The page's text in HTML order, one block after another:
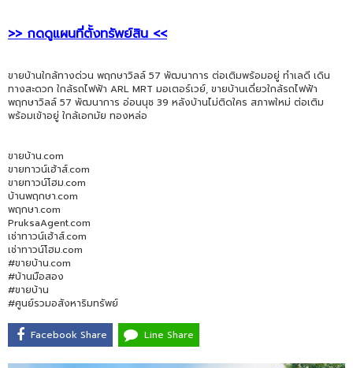
>> กดดูแผนที่ตั้งทรัพย์สิน <<
ขายบ้านใกล้ทางด่วน พฤกษาวิลล์ 57 พัฒนาการ ต่อเติมพร้อมอยู่ ทำเลดี เดิน
ทางสะดวก ใกล้รถไฟฟ้า ARL MRT มอเตอร์เวย์, ขายบ้านเดี่ยวใกล้รถไฟฟ้า
พฤกษาวิลล์ 57 พัฒนาการ อ่อนนุช 39 หลังบ้านไม่ติดใคร สภาพใหม่ ต่อเติม
พร้อมเข้าอยู่ ใกล้เอกมัย ทองหล่อ
ขายบ้าน.com
ขายทาวน์เฮ้าส์.com
ขายทาวน์โฮม.com
บ้านพฤกษา.com
พฤกษา.com
PruksaAgent.com
เช่าทาวน์เฮ้าส์.com
เช่าทาวน์โฮม.com
#ขายบ้าน.com
#บ้านมือสอง
#ขายบ้าน
#ศูนย์รวมอสังหาริมทรัพย์
Facebook Share Line Share